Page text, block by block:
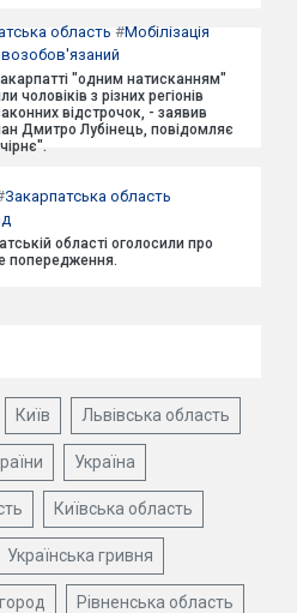
область #Мобілізація
"одним натисканням"
чоловіків з різних регіонів
відстрочок, - заявив
Дмитро Лубінець, повідомляє
Закарпатська область
області оголосили про
попередження.
Київ Львівська область
Україна
Київська область
Українська гривня
Рівненська область